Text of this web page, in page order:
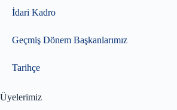
İdari Kadro
Geçmiş Dönem Başkanlarımız
Tarihçe
Üyelerimiz